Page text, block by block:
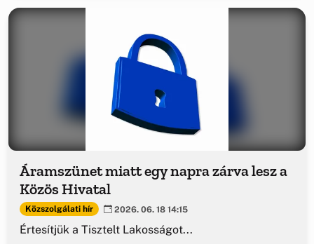
Áramszünet miatt egy napra zárva lesz a
Közös Hivatal
Közszolgálati hír 2026. 06. 18 14:15
Értesítjük a Tisztelt Lakosságot...